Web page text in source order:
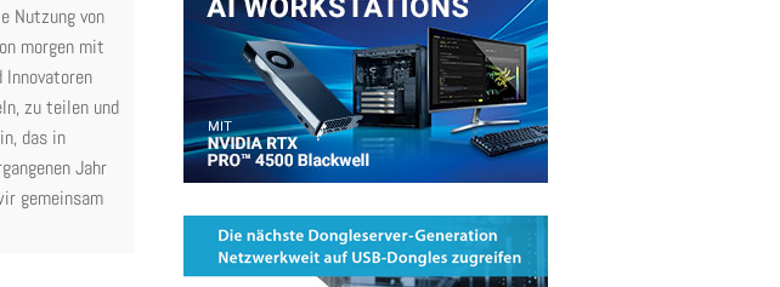
Nutzung von
morgen mit
zu teilen und
das in
Jahr
gemeinsam